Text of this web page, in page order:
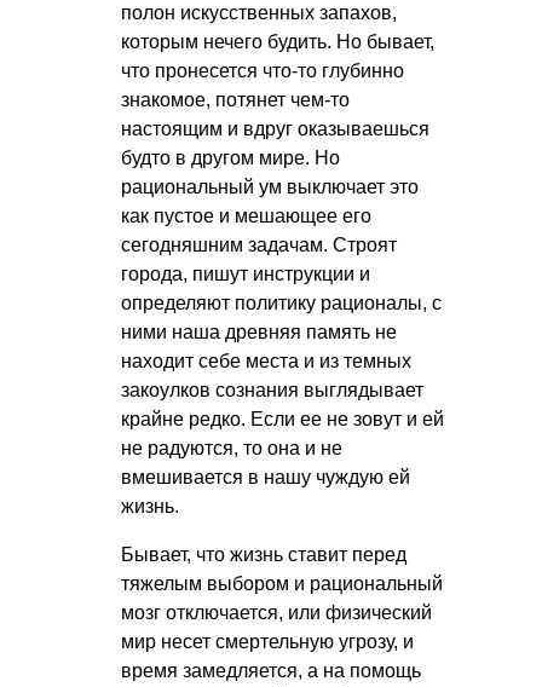
полон искусственных запахов,
которым нечего будить. Но бывает,
что пронесется что-то глубинно
знакомое, потянет чем-то
настоящим и вдруг оказываешься
будто в другом мире. Но
рациональный ум выключает это
как пустое и мешающее его
сегодняшним задачам. Строят
города, пишут инструкции и
определяют политику рационалы, с
ними наша древняя память не
находит себе места и из темных
закоулков сознания выглядывает
крайне редко. Если ее не зовут и ей
не радуются, то она и не
вмешивается в нашу чуждую ей
жизнь.
Бывает, что жизнь ставит перед
тяжелым выбором и рациональный
мозг отключается, или физический
мир несет смертельную угрозу, и
время замедляется, а на помощь